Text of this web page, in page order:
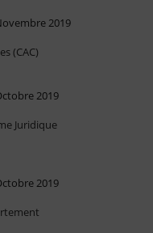
2019
(CAC)
2019
Juridique
2019